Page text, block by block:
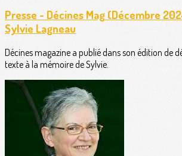
Presse - Décines Mag (Décembre
Sylvie Lagneau
Décines magazine a publié dans son édition de
texte à la mémoire de Sylvie.